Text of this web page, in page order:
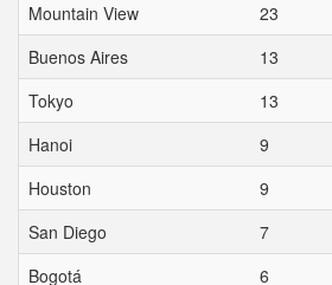
Mountain View
23
Buenos Aires
13
Tokyo
13
Hanoi
9
Houston
9
San Diego
7
Bogotá
6